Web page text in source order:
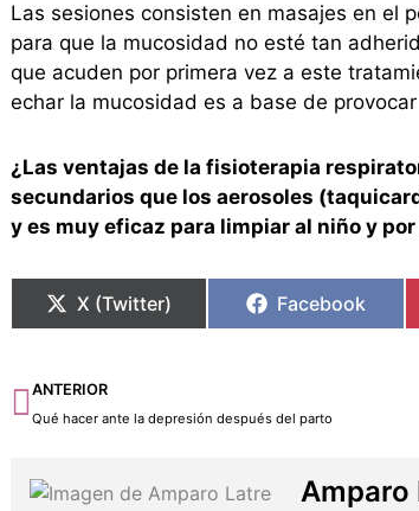
Las sesiones consisten en masajes en el
para que la mucosidad no esté tan
que acuden por primera vez a este
echar la mucosidad es a base de
¿Las ventajas de la fisioterapia
secundarios que los aerosoles
y es muy eficaz para limpiar al niño y
X (Twitter) Facebook
Ant
ANTERIOR
Qué hacer ante la depresión después del parto
Amparo